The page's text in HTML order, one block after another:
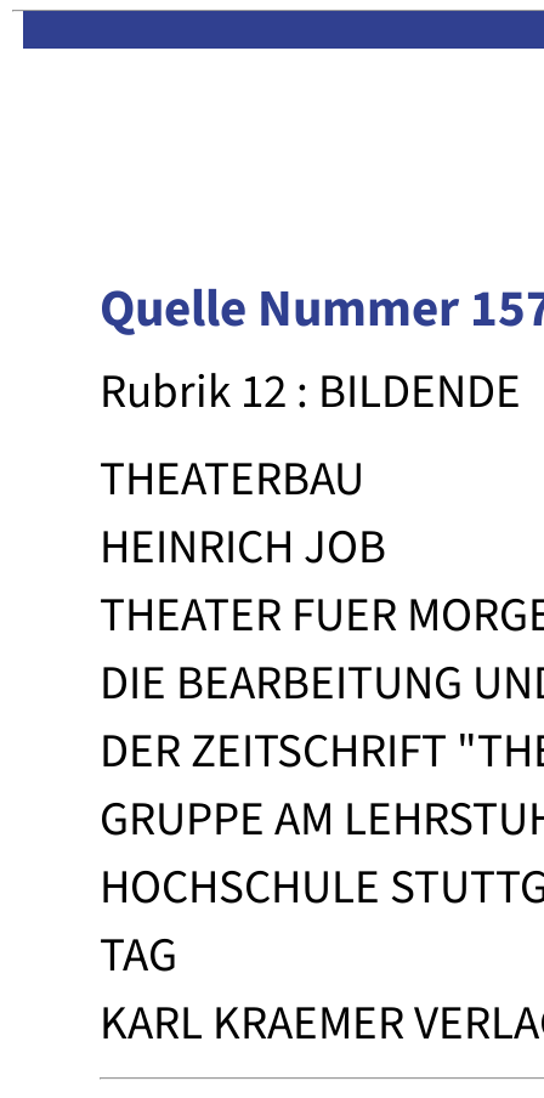
Quelle Nummer
Rubrik 12 : BILDENDE
THEATERBAU
HEINRICH JOB
THEATER FUER
DIE BEARBEITUNG
DER ZEITSCHRIFT
GRUPPE AM
HOCHSCHULE
TAG
KARL KRAEMER